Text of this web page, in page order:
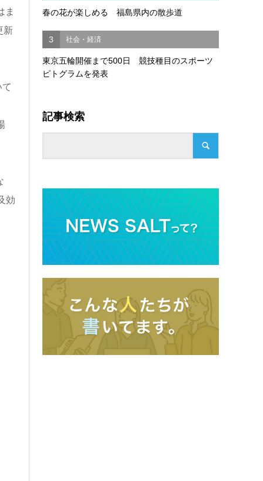
ま
新
効
春の花が楽しめる 福島県内の散歩道
3 社会・経済
東京五輪開催まで500日 競技種目のスポーツ
ピトグラムを発表
記事検索